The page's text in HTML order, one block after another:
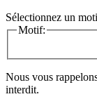
Sélectionnez un
Motif:
Nous vous
interdit.